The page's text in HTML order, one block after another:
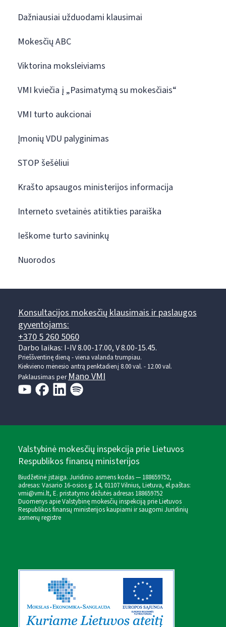
Dažniausiai užduodami klausimai
Mokesčių ABC
Viktorina moksleiviams
VMI kviečia į „Pasimatymą su mokesčiais“
VMI turto aukcionai
Įmonių VDU palyginimas
STOP šešėliui
Krašto apsaugos ministerijos informacija
Interneto svetainės atitikties paraiška
Ieškome turto savininkų
Nuorodos
Konsultacijos mokesčių klausimais ir paslaugos
gyventojams:
+370 5 260 5060
Darbo laikas: I-IV 8.00-17.00, V 8.00-15.45.
Prieššventinę dieną - viena valanda trumpiau.
Kiekvieno mėnesio antrą penktadienį 8.00 val. - 12.00 val.
Paklausimas perMano VMI
Valstybinė mokesčių inspekcija prie Lietuvos
Respublikos finansų ministerijos
Biudžetinė įstaiga. Juridinio asmens kodas — 188659752,
adresas: Vasario 16-osios g. 14, 01107 Vilnius, Lietuva, el.paštas:
vmi@vmi.lt, E. pristatymo dėžutės adresas 188659752
Duomenys apie Valstybinę mokesčių inspekciją prie Lietuvos
Respublikos finansų ministerijos kaupiami ir saugomi Juridinių
asmenų registre